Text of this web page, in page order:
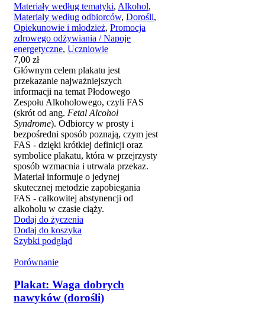
Materiały według tematyki, Alkohol,
Materiały według odbiorców, Dorośli,
Opiekunowie i młodzież, Promocja
zdrowego odżywiania / Napoje
energetyczne, Uczniowie
7,00 zł
Głównym celem plakatu jest
przekazanie najważniejszych
informacji na temat Płodowego
Zespołu Alkoholowego, czyli FAS
(skrót od ang. Fetal Alcohol
Syndrome). Odbiorcy w prosty i
bezpośredni sposób poznają, czym jest
FAS - dzięki krótkiej definicji oraz
symbolice plakatu, która w przejrzysty
sposób wzmacnia i utrwala przekaz.
Materiał informuje o jedynej
skutecznej metodzie zapobiegania
FAS - całkowitej abstynencji od
alkoholu w czasie ciąży.
Dodaj do życzenia
Dodaj do koszyka
Szybki podgląd
Porównanie
Plakat: Waga dobrych
nawyków (dorośli)